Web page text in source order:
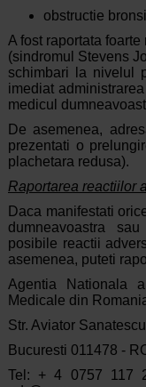
obstructie
A fost raportata
(sindromul Stevens
schimbari la nivelul
imediat
medicul
De asemenea,
prezentati o
plachetara redusa).
Raportarea reactiilor
Daca manifestati
dumneavoastra
posibile reactii
asemenea, puteti
Agentia Nationala
Medicale din
Str. Aviator
Bucuresti 011478 -
Tel: + 4 0757 117